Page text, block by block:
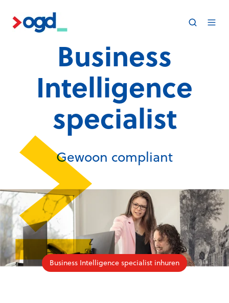
Business
Intelligence
specialist
Gewoon compliant
Business Intelligence specialist inhuren